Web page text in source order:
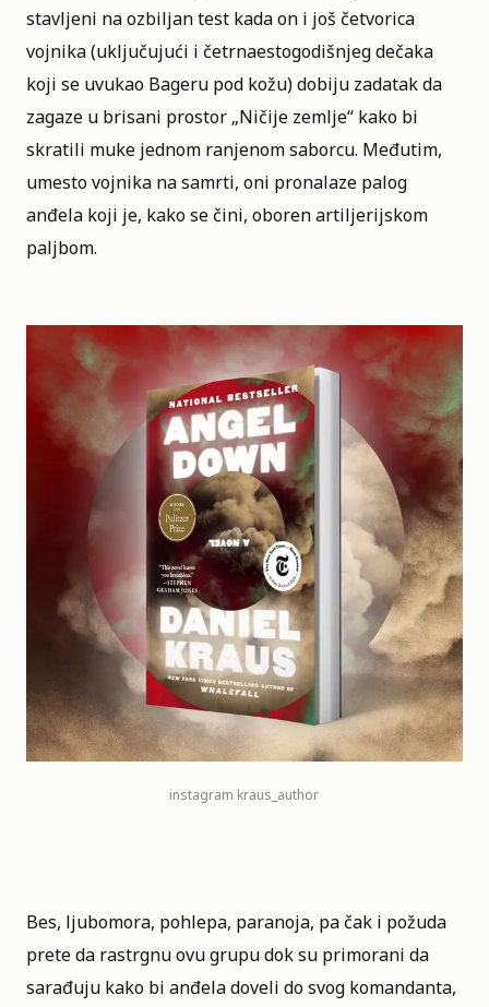
stavljeni na ozbiljan test kada on i još četvorica
vojnika (uključujući i četrnaestogodišnjeg dečaka
koji se uvukao Bageru pod kožu) dobiju zadatak da
zagaze u brisani prostor „Ničije zemlje“ kako bi
skratili muke jednom ranjenom saborcu. Međutim,
umesto vojnika na samrti, oni pronalaze palog
anđela koji je, kako se čini, oboren artiljerijskom
paljbom.
instagram kraus_author
Bes, ljubomora, pohlepa, paranoja, pa čak i požuda
prete da rastrgnu ovu grupu dok su primorani da
sarađuju kako bi anđela doveli do svog komandanta,